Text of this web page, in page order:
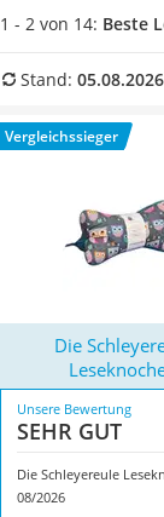
Bettgitter
Topper 100 x 200
Höhenverstellbarer
Matratze 90 x 200 cm
und
gemütliche
August 2026
1 - 2 von 14: Beste
Stand: 05.08.2026
Vergleichssieger
Die
Unsere Bewertung
SEHR GUT
Die Schleyereule
08/2026